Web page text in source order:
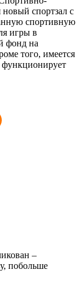
новый спортзал с
спортивную
игры в
фонд на
того, имеется
–
побольше